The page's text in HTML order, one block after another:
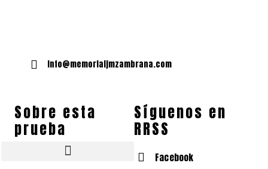
info@memorialjmzambrana.com
Sobre esta
prueba
Síguenos en
RRSS
Facebook